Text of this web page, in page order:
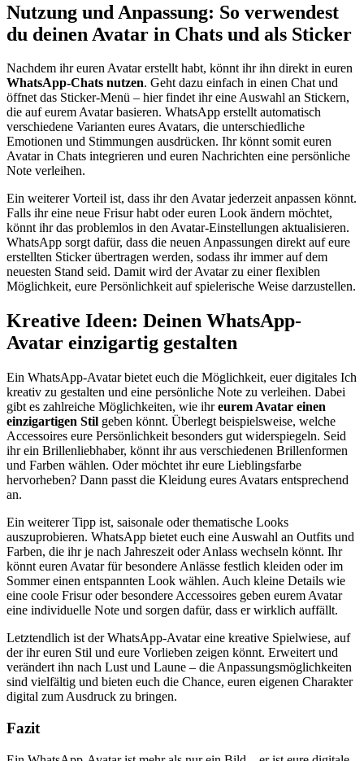
Nutzung und Anpassung: So verwendest
du deinen Avatar in Chats und als Sticker
Nachdem ihr euren Avatar erstellt habt, könnt ihr ihn direkt in euren
WhatsApp-Chats nutzen. Geht dazu einfach in einen Chat und
öffnet das Sticker-Menü – hier findet ihr eine Auswahl an Stickern,
die auf eurem Avatar basieren. WhatsApp erstellt automatisch
verschiedene Varianten eures Avatars, die unterschiedliche
Emotionen und Stimmungen ausdrücken. Ihr könnt somit euren
Avatar in Chats integrieren und euren Nachrichten eine persönliche
Note verleihen.
Ein weiterer Vorteil ist, dass ihr den Avatar jederzeit anpassen könnt.
Falls ihr eine neue Frisur habt oder euren Look ändern möchtet,
könnt ihr das problemlos in den Avatar-Einstellungen aktualisieren.
WhatsApp sorgt dafür, dass die neuen Anpassungen direkt auf eure
erstellten Sticker übertragen werden, sodass ihr immer auf dem
neuesten Stand seid. Damit wird der Avatar zu einer flexiblen
Möglichkeit, eure Persönlichkeit auf spielerische Weise darzustellen.
Kreative Ideen: Deinen WhatsApp-
Avatar einzigartig gestalten
Ein WhatsApp-Avatar bietet euch die Möglichkeit, euer digitales Ich
kreativ zu gestalten und eine persönliche Note zu verleihen. Dabei
gibt es zahlreiche Möglichkeiten, wie ihreurem Avatar einen
einzigartigen Stil geben könnt. Überlegt beispielsweise, welche
Accessoires eure Persönlichkeit besonders gut widerspiegeln. Seid
ihr ein Brillenliebhaber, könnt ihr aus verschiedenen Brillenformen
und Farben wählen. Oder möchtet ihr eure Lieblingsfarbe
hervorheben? Dann passt die Kleidung eures Avatars entsprechend
an.
Ein weiterer Tipp ist, saisonale oder thematische Looks
auszuprobieren. WhatsApp bietet euch eine Auswahl an Outfits und
Farben, die ihr je nach Jahreszeit oder Anlass wechseln könnt. Ihr
könnt euren Avatar für besondere Anlässe festlich kleiden oder im
Sommer einen entspannten Look wählen. Auch kleine Details wie
eine coole Frisur oder besondere Accessoires geben eurem Avatar
eine individuelle Note und sorgen dafür, dass er wirklich auffällt.
Letztendlich ist der WhatsApp-Avatar eine kreative Spielwiese, auf
der ihr euren Stil und eure Vorlieben zeigen könnt. Erweitert und
verändert ihn nach Lust und Laune – die Anpassungsmöglichkeiten
sind vielfältig und bieten euch die Chance, euren eigenen Charakter
digital zum Ausdruck zu bringen.
Fazit